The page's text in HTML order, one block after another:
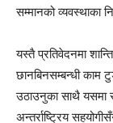
सम्मानको व्यवस्थाका
यस्तै प्रतिवेदनमा
छानबिनसम्बन्धी काम
उठाउनुका साथै यसमा
अन्तर्राष्ट्रिय